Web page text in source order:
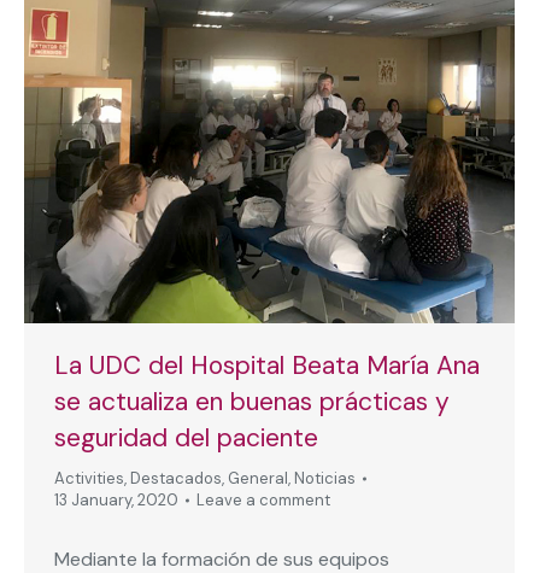
La UDC del Hospital Beata María Ana
se actualiza en buenas prácticas y
seguridad del paciente
Activities, Destacados, General, Noticias
13 January, 2020
Leave a comment
Mediante la formación de sus equipos